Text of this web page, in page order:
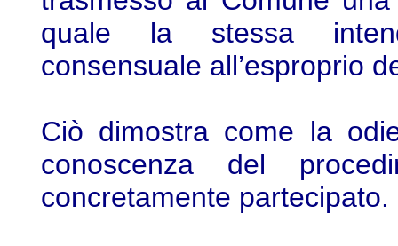
quale la stessa
consensuale all’esproprio
Ciò dimostra come la
conoscenza del
concretamente partecipato.